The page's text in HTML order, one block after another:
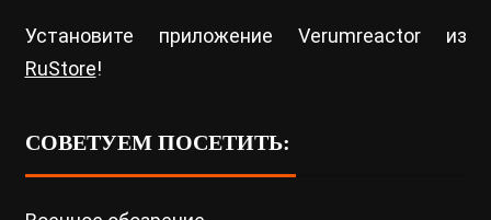
Установите приложение Verumreactor из
RuStore!
СОВЕТУЕМ ПОСЕТИТЬ: